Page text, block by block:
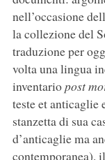
nell’occasione
la collezione del
traduzione per
volta una lingua
inventariopost
teste et anticaglie
stanzetta di sua
d’anticaglie ma
contemporanea), il